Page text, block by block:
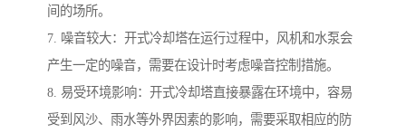
间的场所。
7. 噪音较大：开式冷却塔在运行过程中，风机和水泵会
产生一定的噪音，需要在设计时考虑噪音控制措施。
8. 易受环境影响：开式冷却塔直接暴露在环境中，容易
受到风沙、雨水等外界因素的影响，需要采取相应的防